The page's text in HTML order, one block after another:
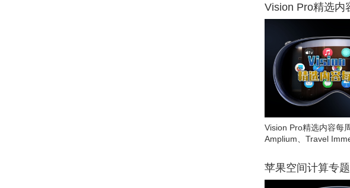
Vision Pro精选内
Vision Pro精选内容每
Amplium、Travel
苹果空间计算专题